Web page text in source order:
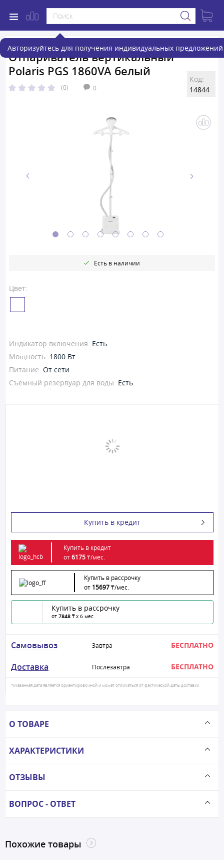
Авторизуйтесь для получения индивидуальных предложений
Отпариватель вертикальный
Polaris PGS 1860VA белый
(0) 0
Код:
14844
Цвет:
Есть в наличии
Индикатор включения: Есть
Мощность: 1800 Вт
Питание: От сети
Съемный резервуар для воды: Есть
Купить в кредит
Купить в кредит
от6175₸/мес.
Купить в рассрочку
от 15697₸/мес.
Купить в рассрочку
от 7848 ₸ x 6 мес.
Самовывоз Завтра БЕСПЛАТНО
Доставка Послезавтра БЕСПЛАТНО
*Указанная дата является ориентировочной и может отличаться от фактической даты доставки
О ТОВАРЕ
ХАРАКТЕРИСТИКИ
ОТЗЫВЫ
ВОПРОС - ОТВЕТ
Похожие товары